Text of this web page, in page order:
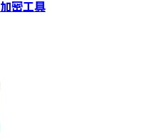
加密工具